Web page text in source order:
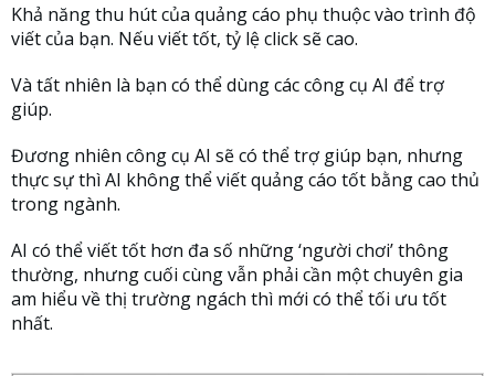
Khả năng thu hút của quảng cáo phụ thuộc vào trình độ
viết của bạn. Nếu viết tốt, tỷ lệ click sẽ cao.
Và tất nhiên là bạn có thể dùng các công cụ AI để trợ
giúp.
Đương nhiên công cụ AI sẽ có thể trợ giúp bạn, nhưng
thực sự thì AI không thể viết quảng cáo tốt bằng cao thủ
trong ngành.
AI có thể viết tốt hơn đa số những ‘người chơi’ thông
thường, nhưng cuối cùng vẫn phải cần một chuyên gia
am hiểu về thị trường ngách thì mới có thể tối ưu tốt
nhất.